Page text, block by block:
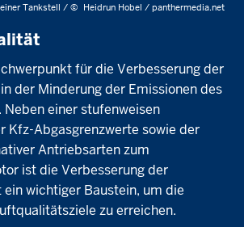
Tankstell /© Heidrun Hobel / panthermedia.net
für die Verbesserung der
der Minderung der Emissionen des
einer stufenweisen
Kfz-Abgasgrenzwerte sowie der
Antriebsarten zum
ist die Verbesserung der
wichtiger Baustein, um die
zu erreichen.